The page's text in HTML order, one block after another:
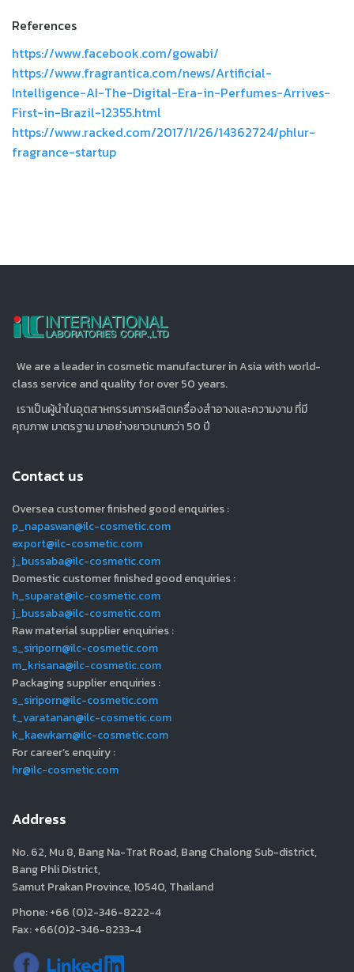
References
https://www.facebook.com/gowabi/
https://www.fragrantica.com/news/Artificial-
Intelligence-AI-The-Digital-Era-in-Perfumes-Arrives-
First-in-Brazil-12355.html
https://www.racked.com/2017/1/26/14362724/phlur-
fragrance-startup
We are a leader in cosmetic manufacturer in Asia with world-
class service and quality for over 50 years.
เราเป็นผู้นำในอุตสาหกรรมการผลิตเครื่องสำอางและความงาม ที่มี
คุณภาพ มาตรฐาน มาอย่างยาวนานกว่า 50 ปี
Contact us
Oversea customer finished good enquiries :
p_napaswan@ilc-cosmetic.com
export@ilc-cosmetic.com
j_bussaba@ilc-cosmetic.com
Domestic customer finished good enquiries :
h_suparat@ilc-cosmetic.com
j_bussaba@ilc-cosmetic.com
Raw material supplier enquiries :
s_siriporn@ilc-cosmetic.com
m_krisana@ilc-cosmetic.com
Packaging supplier enquiries :
s_siriporn@ilc-cosmetic.com
t_varatanan@ilc-cosmetic.com
k_kaewkarn@ilc-cosmetic.com
For career’s enquiry :
hr@ilc-cosmetic.com
Address
No. 62, Mu 8, Bang Na-Trat Road, Bang Chalong Sub-district,
Bang Phli District,
Samut Prakan Province, 10540, Thailand
Phone: +66 (0)2-346-8222-4
Fax: +66(0)2-346-8233-4